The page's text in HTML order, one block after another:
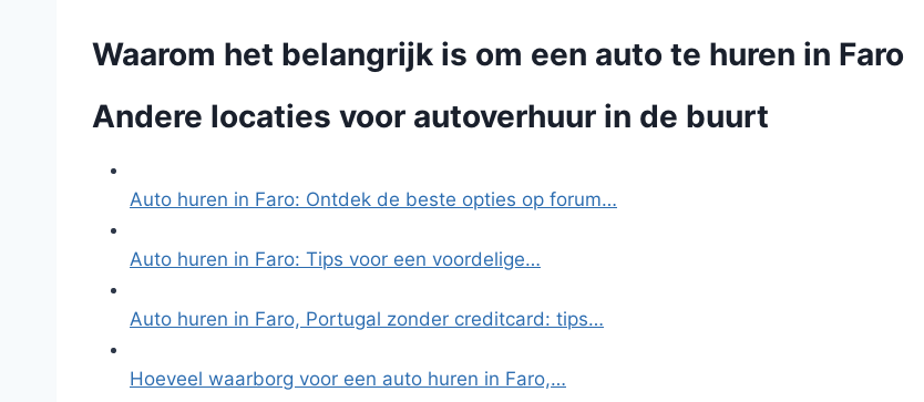
Waarom het belangrijk is om een auto te huren in Faro
Andere locaties voor autoverhuur in de buurt
Auto huren in Faro: Ontdek de beste opties op forum…
Auto huren in Faro: Tips voor een voordelige…
Auto huren in Faro, Portugal zonder creditcard: tips…
Hoeveel waarborg voor een auto huren in Faro,…